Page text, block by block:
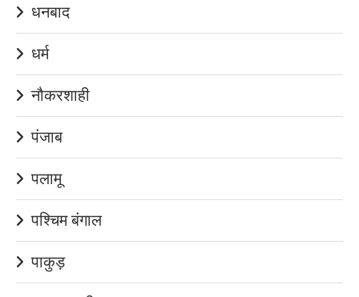
धनबाद
धर्म
नौकरशाही
पंजाब
पलामू
पश्चिम बंगाल
पाकुड़